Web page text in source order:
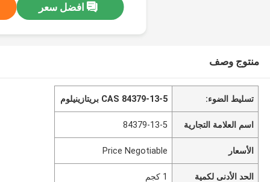
افضل سعر
منتوج وصف
تسليط الضوء: CAS 84379-13-5 بريتازينيلوم
اسم العلامة التجارية 84379-13-5
الأسعار Price Negotiable
الحد الأدنى لكمية 1 كجم